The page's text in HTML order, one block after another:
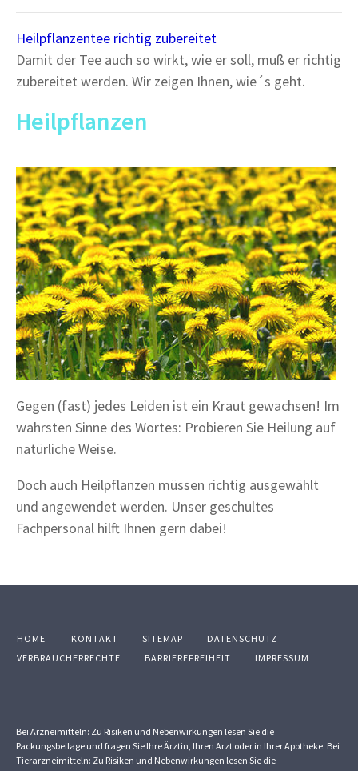
Heilpflanzentee richtig zubereitet
Damit der Tee auch so wirkt, wie er soll, muß er richtig
zubereitet werden. Wir zeigen Ihnen, wie´s geht.
Heilpflanzen
Gegen (fast) jedes Leiden ist ein Kraut gewachsen! Im
wahrsten Sinne des Wortes: Probieren Sie Heilung auf
natürliche Weise.
Doch auch Heilpflanzen müssen richtig ausgewählt
und angewendet werden. Unser geschultes
Fachpersonal hilft Ihnen gern dabei!
HOME KONTAKT SITEMAP
DATENSCHUTZ
VERBRAUCHERRECHTE
BARRIEREFREIHEIT IMPRESSUM
Bei Arzneimitteln: Zu Risiken und Nebenwirkungen lesen Sie die
Packungsbeilage und fragen Sie Ihre Ärztin, Ihren Arzt oder in Ihrer Apotheke. Bei
Tierarzneimitteln: Zu Risiken und Nebenwirkungen lesen Sie die